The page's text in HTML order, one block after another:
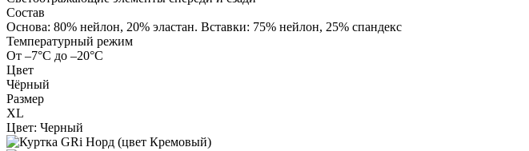
Состав
Основа: 80% нейлон, 20% эластан. Вставки: 75% нейлон, 25% спандекс
Температурный режим
От –7°С до –20°С
Цвет
Чёрный
Размер
XL
Цвет: Черный